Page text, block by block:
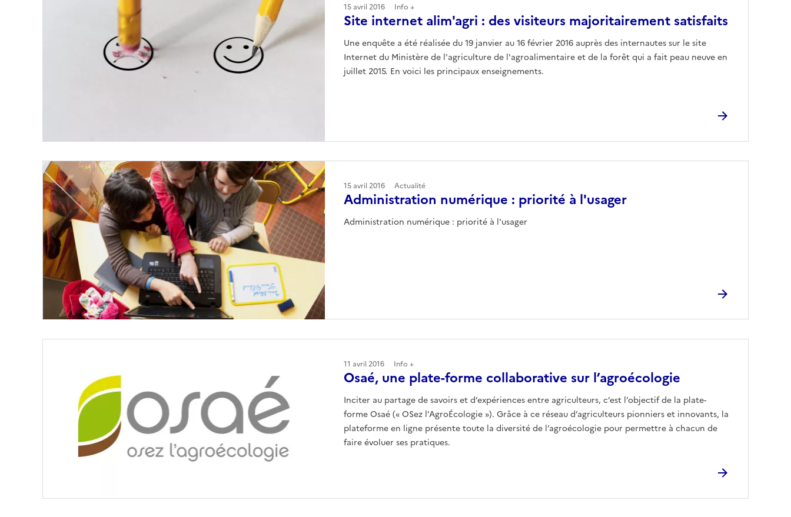
Site internet alim'agri : des visiteurs majoritairement satisfaits
Une enquête a été réalisée du 19 janvier au 16 février 2016 auprès des internautes sur le site
Internet du Ministère de l'agriculture de l'agroalimentaire et de la forêt qui a fait peau neuve en
juillet 2015. En voici les principaux enseignements.
15 avril 2016 Info +
Administration numérique : priorité à l'usager
Administration numérique : priorité à l'usager
15 avril 2016 Actualité
Osaé, une plate-forme collaborative sur l’agroécologie
Inciter au partage de savoirs et d’expériences entre agriculteurs, c’est l’objectif de la plate-
forme Osaé (« OSez l’AgroÉcologie »). Grâce à ce réseau d’agriculteurs pionniers et innovants, la
plateforme en ligne présente toute la diversité de l’agroécologie pour permettre à chacun de
faire évoluer ses pratiques.
11 avril 2016 Info +